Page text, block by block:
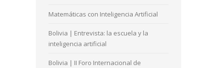
Matemáticas con Inteligencia Artificial
Bolivia | Entrevista: la escuela y la
inteligencia artificial
Bolivia | II Foro Internacional de